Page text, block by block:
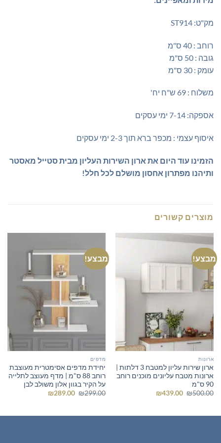
מק"ט: ST914
רוחב : 40 ס"מ
גובה : 50 ס"מ
עומק : 30 ס"מ
משלוח : 69 ש"ח יח'
אספקה: 7-14 ימי עסקים
איסוף עצמי : מכפר ברא תוך 2-3 ימי עסקים
הזמינו עוד היום את ארון השירות העליון מבית סטייל מאסטר
ותיהנו מפתרון אחסון מושלם לכל חלל!
מוצרים קשורים
מבצע!
ארונות
ארון שירות עליון למטבח 3 דלתות |
ארונות מטבח עליונים מוכנים רוחב
90 ס"מ
₪500.00
המחיר ₪439.00
המחיר
מבצע!
מדפים
יחידת מדפים אסימטרית מעוצבת
רוחב 88 ס"מ | מדף מעוצב לתלייה
על הקיר בגוון אלון משולב לבן
₪299.00
המחיר ₪289.00
המחיר